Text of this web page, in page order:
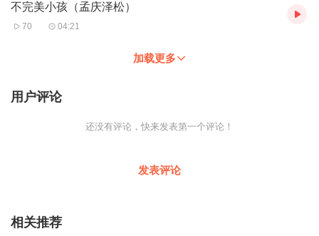
不完美小孩（孟庆泽松）
70 04:21
加载更多
用户评论
还没有评论，快来发表第一个评论！
发表评论
相关推荐